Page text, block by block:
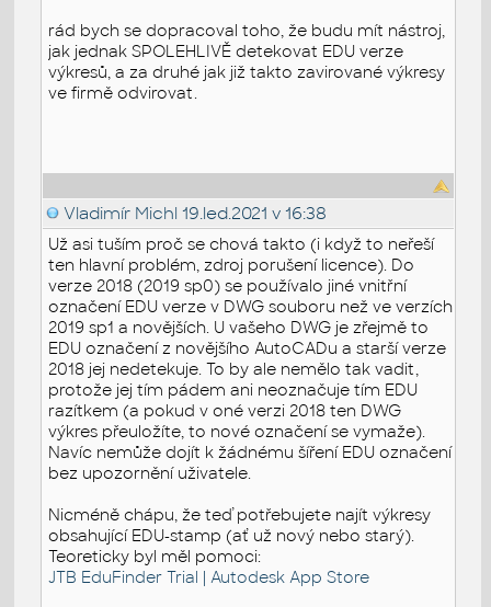
rád bych se dopracoval toho, že budu mít nástroj,
jak jednak SPOLEHLIVĚ detekovat EDU verze
výkresů, a za druhé jak již takto zavirované výkresy
ve firmě odvirovat.
Vladimír Michl 19.led.2021 v 16:38
Už asi tuším proč se chová takto (i když to neřeší
ten hlavní problém, zdroj porušení licence). Do
verze 2018 (2019 sp0) se používalo jiné vnitřní
označení EDU verze v DWG souboru než ve verzích
2019 sp1 a novějších. U vašeho DWG je zřejmě to
EDU označení z novějšího AutoCADu a starší verze
2018 jej nedetekuje. To by ale nemělo tak vadit,
protože jej tím pádem ani neoznačuje tím EDU
razítkem (a pokud v oné verzi 2018 ten DWG
výkres přeuložíte, to nové označení se vymaže).
Navíc nemůže dojít k žádnému šíření EDU označení
bez upozornění uživatele.
Nicméně chápu, že teď potřebujete najít výkresy
obsahující EDU-stamp (ať už nový nebo starý).
Teoreticky byl měl pomoci:
JTB EduFinder Trial | Autodesk App Store